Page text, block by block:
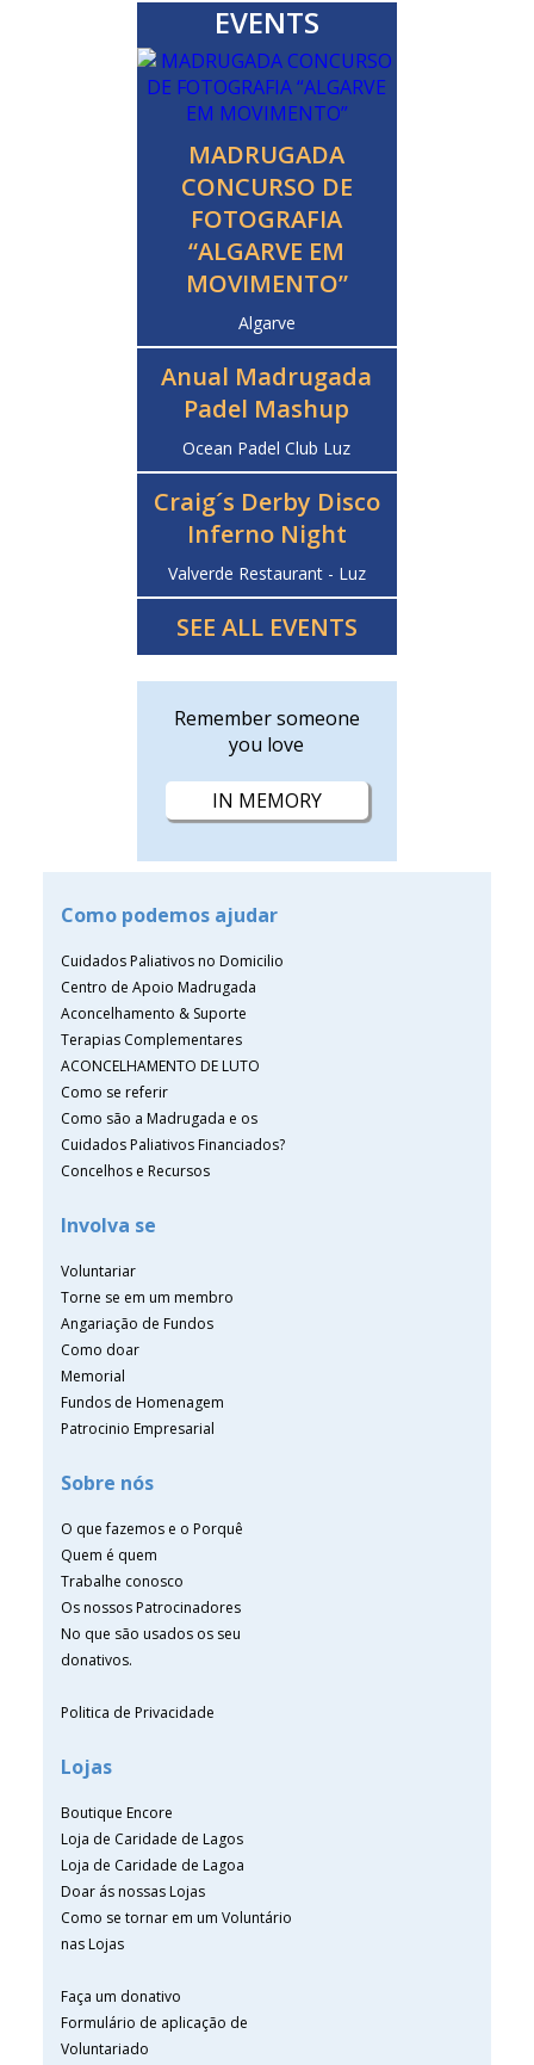
EVENTS
MADRUGADA
CONCURSO DE
FOTOGRAFIA
“ALGARVE EM
MOVIMENTO”
Algarve
Anual Madrugada
Padel Mashup
Ocean Padel Club Luz
Craig´s Derby Disco
Inferno Night
Valverde Restaurant - Luz
SEE ALL EVENTS
Remember someone
you love
IN MEMORY
Como podemos ajudar
Cuidados Paliativos no Domicilio
Centro de Apoio Madrugada
Aconcelhamento & Suporte
Terapias Complementares
ACONCELHAMENTO DE LUTO
Como se referir
Como são a Madrugada e os
Cuidados Paliativos Financiados?
Concelhos e Recursos
Involva se
Voluntariar
Torne se em um membro
Angariação de Fundos
Como doar
Memorial
Fundos de Homenagem
Patrocinio Empresarial
Sobre nós
O que fazemos e o Porquê
Quem é quem
Trabalhe conosco
Os nossos Patrocinadores
No que são usados os seu
donativos.
Politica de Privacidade
Lojas
Boutique Encore
Loja de Caridade de Lagos
Loja de Caridade de Lagoa
Doar ás nossas Lojas
Como se tornar em um Voluntário
nas Lojas
Faça um donativo
Formulário de aplicação de
Voluntariado